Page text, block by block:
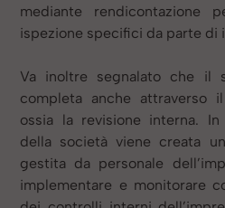
mediante
ispezione specifici da parte di
Va inoltre segnalato che il
completa anche attraverso
ossia la revisione interna. In
della società viene creata
gestita da personale
implementare e monitorare